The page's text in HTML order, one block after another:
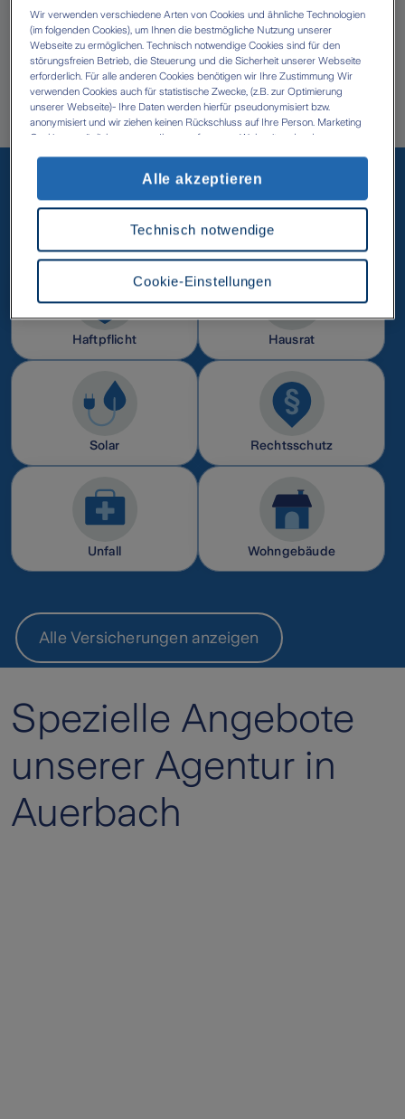
Christopher Pfab in Auerbach
Herzlich willkommen bei Ihrer Bezirksdirektion
Christopher Pfab.
Unsere beliebtesten
Versicherungen
Haftpflicht Hausrat
Solar Rechtsschutz
Unfall Wohngebäude
Alle Versicherungen anzeigen
Spezielle Angebote
unserer Agentur in
Auerbach
Wir verwenden verschiedene Arten von Cookies und ähnliche Technologien
(im folgenden Cookies), um Ihnen die bestmögliche Nutzung unserer
Webseite zu ermöglichen. Technisch notwendige Cookies sind für den
störungsfreien Betrieb, die Steuerung und die Sicherheit unserer Webseite
erforderlich. Für alle anderen Cookies benötigen wir Ihre Zustimmung Wir
verwenden Cookies auch für statistische Zwecke, (z.B. zur Optimierung
unserer Webseite)- Ihre Daten werden hierfür pseudonymisiert bzw.
anonymisiert und wir ziehen keinen Rückschluss auf Ihre Person. Marketing
Cookies ermöglichen es uns, Ihnen auf unserer Webseite oder den
akzeptieren' erlauben Sie uns die Datenverarbeitung durch sämtliche dieser
Cookies durch uns oder unsere technologischen Partner, ggf. auch zu eigenen
Google Analytics) kann es zu einer Datenübermittlung in Länder kommen, die
besteht dort das Risiko, dass Behörden die Daten nutzen und analysieren
sowie Ihre Betroffenenrechte nicht durchgesetzt werden können- Ihre
Einwilligung können Sie jederzeit über die Cookie Einstellungen mit Wirkung
für die Zukunft widerrufen. Weitere Informationen zu Cookies und der
Widerrufsmöglichkeit finden Sie unter den folgenden Links Datenschutz
Impressum
Cookie-Einstellungen
Technisch notwendige
Alle akzeptieren